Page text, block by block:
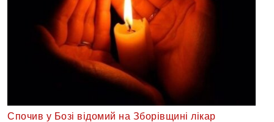
Спочив у Бозі відомий на Зборівщині лікар